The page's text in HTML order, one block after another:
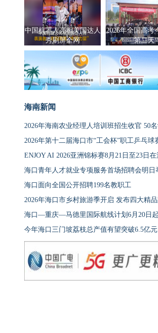
中国机器人亮相美国达人
秀刷屏全网
2026年全国高考
第二天
海南新闻
2026年第十二届海口市“工会杯”职工乒乓球
海口青年人才就业专项服务首场招聘会明日
海口面向全国公开招聘199名教职工
2026年海口市乡村旅游季开启 发布四大精
海口—重庆—马德里国际航线计划6月20日
今年海口三门坡荔枝总产值有望突破6.5亿元